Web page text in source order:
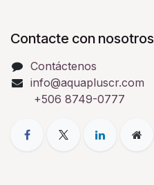
Contacte con nosotros
Contáctenos
info@aquapluscr.com
+506 8749-0777